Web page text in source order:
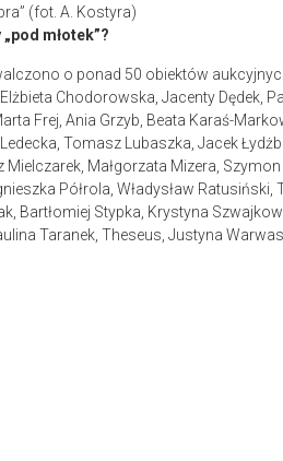
(fot. A. Kostyra)
„pod młotek”?
o ponad 50 obiektów
Chodorowska, Jacenty Dędek,
Frej, Ania Grzyb, Beata Karaś-
Tomasz Lubaszka, Jacek
Małgorzata Mizera,
Półrola, Władysław
Bartłomiej Stypka, Krystyna
Taranek, Theseus, Justyna